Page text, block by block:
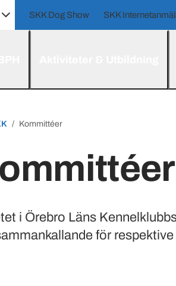
SKK Dog Show SKK
Kommittéer
i Örebro Läns
för